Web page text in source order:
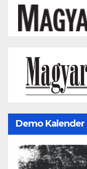
Demo Kalender